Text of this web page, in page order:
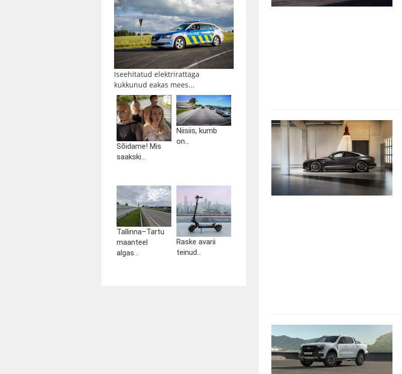
Iseehitatud elektrirattaga
kukkunud eakas mees...
Sõidame! Mis
saakski...
Niisiis, kumb
on...
Tallinna–Tartu
maanteel
algas...
Raske avarii
teinud...